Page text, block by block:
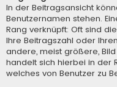
In der Beitragsansicht
Benutzernamen stehen.
Rang verknüpft: Oft sind
Ihre Beitragszahl oder
andere, meist größere,
handelt sich hierbei in der
welches von Benutzer zu